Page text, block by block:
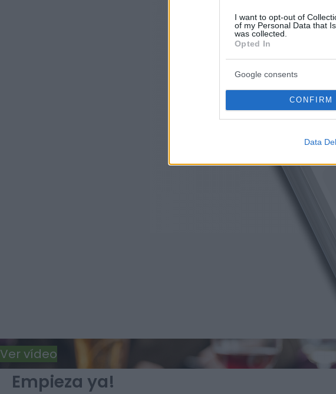
I want to opt-out of
of my Personal Data that
was collected.
Opted In
Google consents
CONFIRM
Data
Empieza ya!
Ver vídeo